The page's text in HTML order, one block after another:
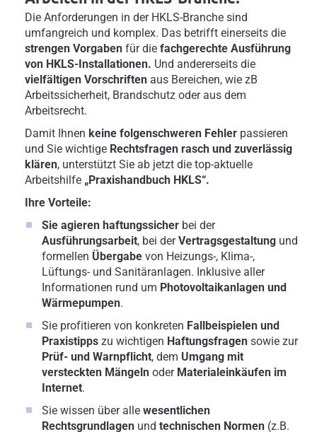
Die Anforderungen in der HKLS-Branche sind
umfangreich und komplex. Das betrifft einerseits die
strengen Vorgaben für die fachgerechte Ausführung
von HKLS-Installationen. Und andererseits die
vielfältigen Vorschriften aus Bereichen, wie zB
Arbeitssicherheit, Brandschutz oder aus dem
Arbeitsrecht.
Damit Ihnen keine folgenschweren Fehler passieren
und Sie wichtige Rechtsfragen rasch und zuverlässig
klären, unterstützt Sie ab jetzt die top-aktuelle
Arbeitshilfe „Praxishandbuch HKLS“.
Ihre Vorteile:
Sie agieren haftungssicher bei der
Ausführungsarbeit, bei derVertragsgestaltung und
formellen Übergabe von Heizungs-, Klima-,
Lüftungs- und Sanitäranlagen. Inklusive aller
Informationen rund um Photovoltaikanlagen und
Wärmepumpen.
Sie profitieren von konkreten Fallbeispielen und
Praxistipps zu wichtigen Haftungsfragen sowie zur
Prüf- und Warnpflicht, dem Umgang mit
versteckten Mängeln oder Materialeinkäufen im
Internet.
Sie wissen über alle wesentlichen
Rechtsgrundlagen und technischen Normen (z.B.